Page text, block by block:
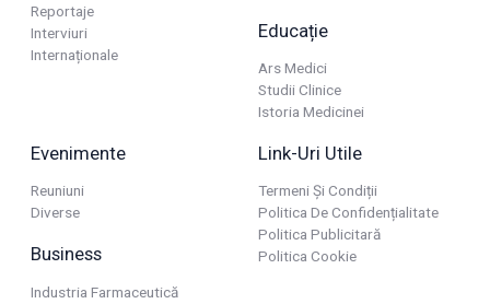
Reportaje
Interviuri
Internaționale
Educație
Ars Medici
Studii Clinice
Istoria Medicinei
Evenimente
Reuniuni
Diverse
Business
Industria Farmaceutică
Link-Uri Utile
Termeni Și Condiții
Politica De Confidențialitate
Politica Publicitară
Politica Cookie